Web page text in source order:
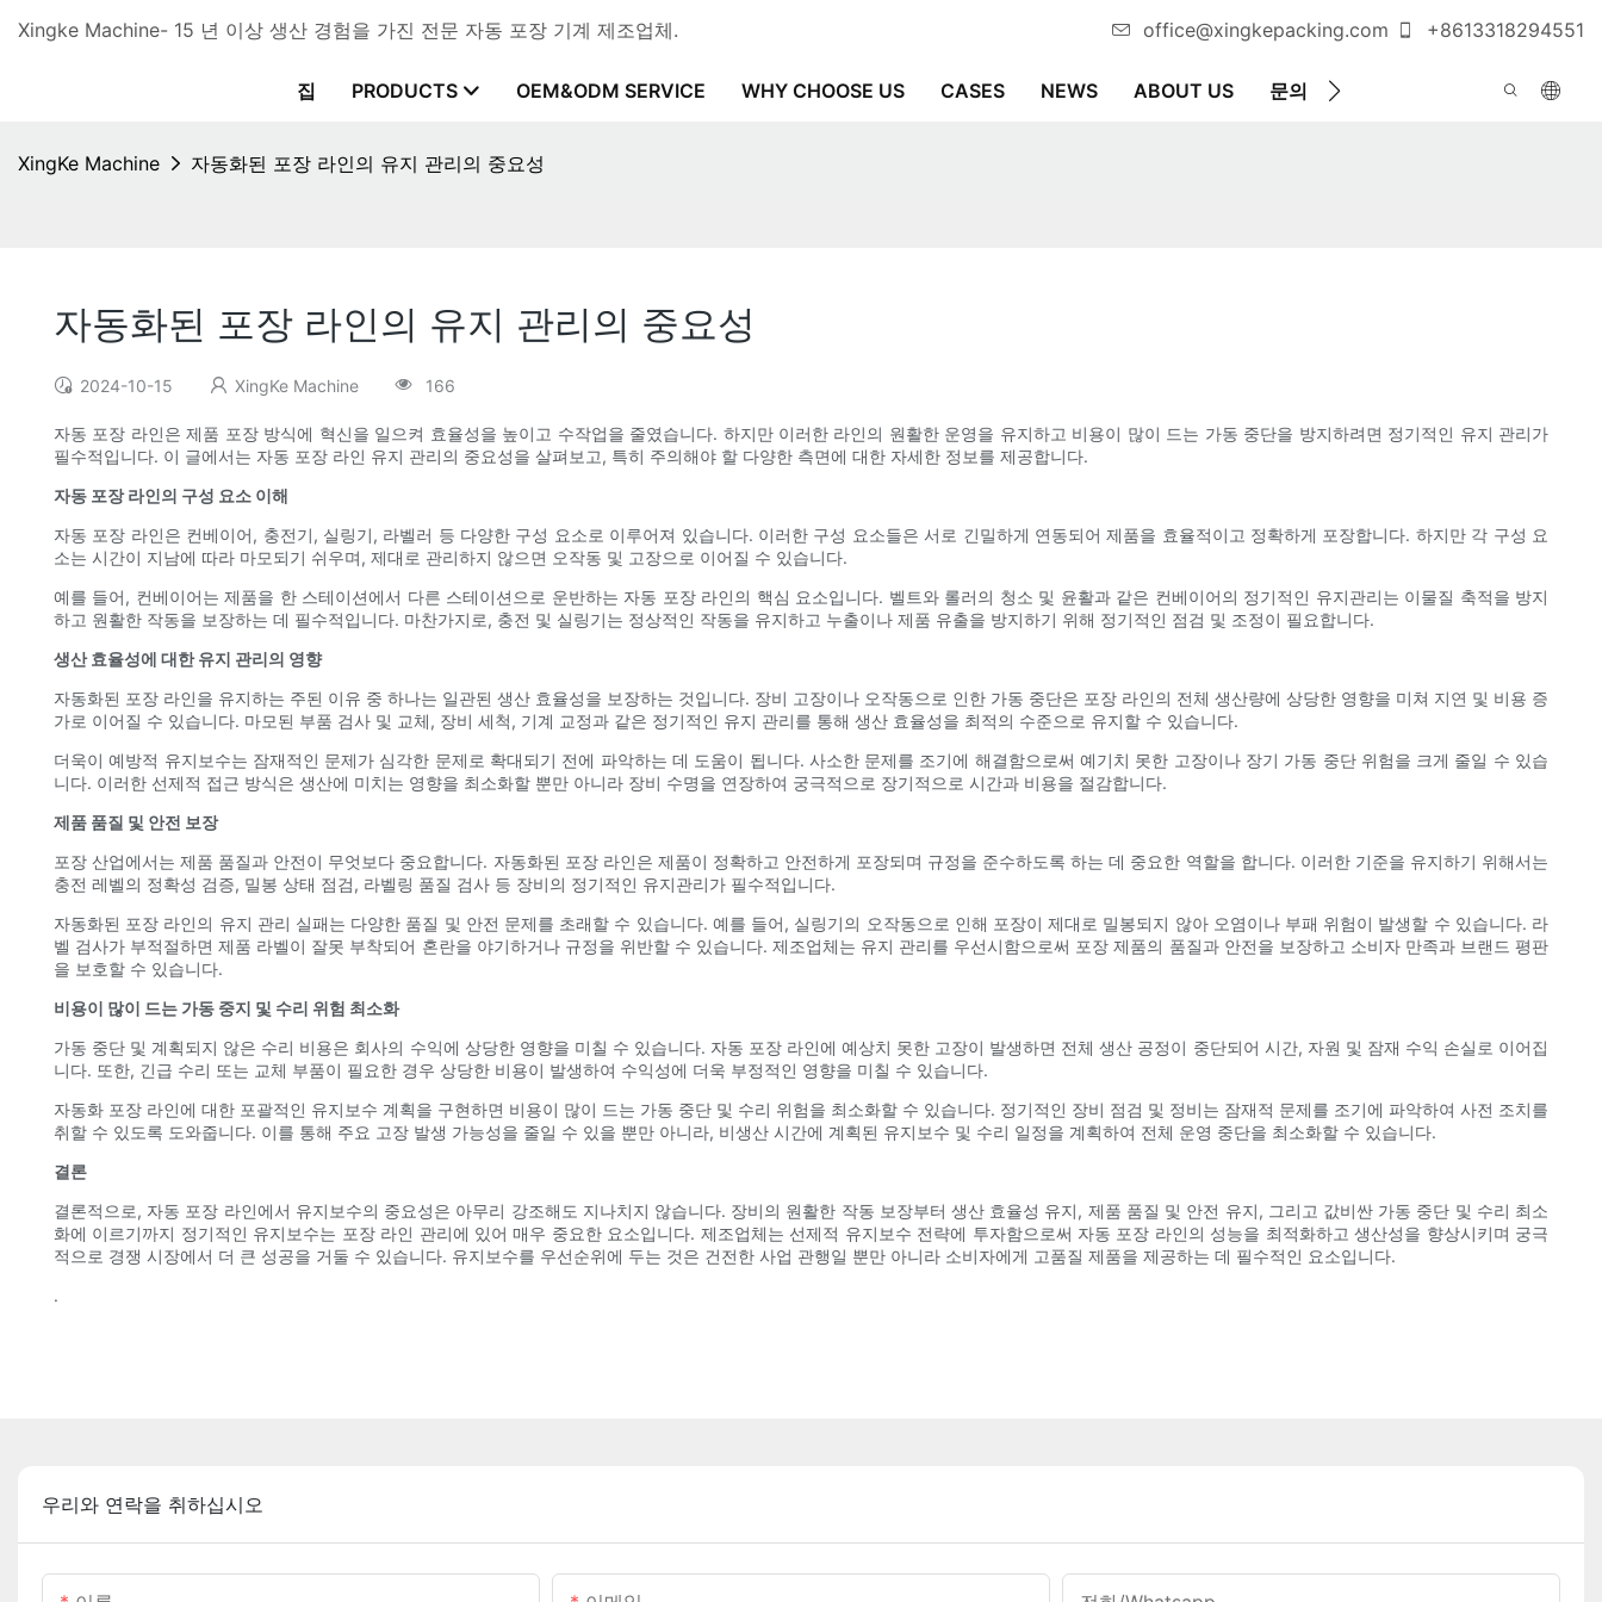
Xingke Machine- 15 년 이상 생산 경험을 가진 전문 자동 포장 기계 제조업체. office@xingkepacking.com +8613318294551
집 PRODUCTS OEM&ODM SERVICE WHY CHOOSE US CASES NEWS ABOUT US 문의
XingKe Machine 자동화된 포장 라인의 유지 관리의 중요성
자동화된 포장 라인의 유지 관리의 중요성
2024-10-15 XingKe Machine 166
자동 포장 라인은 제품 포장 방식에 혁신을 일으켜 효율성을 높이고 수작업을 줄였습니다. 하지만 이러한 라인의 원활한 운영을 유지하고 비용이 많이 드는 가동 중단을 방지하려면 정기적인 유지 관리가
필수적입니다. 이 글에서는 자동 포장 라인 유지 관리의 중요성을 살펴보고, 특히 주의해야 할 다양한 측면에 대한 자세한 정보를 제공합니다.
자동 포장 라인의 구성 요소 이해
자동 포장 라인은 컨베이어, 충전기, 실링기, 라벨러 등 다양한 구성 요소로 이루어져 있습니다. 이러한 구성 요소들은 서로 긴밀하게 연동되어 제품을 효율적이고 정확하게 포장합니다. 하지만 각 구성 요
소는 시간이 지남에 따라 마모되기 쉬우며, 제대로 관리하지 않으면 오작동 및 고장으로 이어질 수 있습니다.
예를 들어, 컨베이어는 제품을 한 스테이션에서 다른 스테이션으로 운반하는 자동 포장 라인의 핵심 요소입니다. 벨트와 롤러의 청소 및 윤활과 같은 컨베이어의 정기적인 유지관리는 이물질 축적을 방지
하고 원활한 작동을 보장하는 데 필수적입니다. 마찬가지로, 충전 및 실링기는 정상적인 작동을 유지하고 누출이나 제품 유출을 방지하기 위해 정기적인 점검 및 조정이 필요합니다.
생산 효율성에 대한 유지 관리의 영향
자동화된 포장 라인을 유지하는 주된 이유 중 하나는 일관된 생산 효율성을 보장하는 것입니다. 장비 고장이나 오작동으로 인한 가동 중단은 포장 라인의 전체 생산량에 상당한 영향을 미쳐 지연 및 비용 증
가로 이어질 수 있습니다. 마모된 부품 검사 및 교체, 장비 세척, 기계 교정과 같은 정기적인 유지 관리를 통해 생산 효율성을 최적의 수준으로 유지할 수 있습니다.
더욱이 예방적 유지보수는 잠재적인 문제가 심각한 문제로 확대되기 전에 파악하는 데 도움이 됩니다. 사소한 문제를 조기에 해결함으로써 예기치 못한 고장이나 장기 가동 중단 위험을 크게 줄일 수 있습
니다. 이러한 선제적 접근 방식은 생산에 미치는 영향을 최소화할 뿐만 아니라 장비 수명을 연장하여 궁극적으로 장기적으로 시간과 비용을 절감합니다.
제품 품질 및 안전 보장
포장 산업에서는 제품 품질과 안전이 무엇보다 중요합니다. 자동화된 포장 라인은 제품이 정확하고 안전하게 포장되며 규정을 준수하도록 하는 데 중요한 역할을 합니다. 이러한 기준을 유지하기 위해서는
충전 레벨의 정확성 검증, 밀봉 상태 점검, 라벨링 품질 검사 등 장비의 정기적인 유지관리가 필수적입니다.
자동화된 포장 라인의 유지 관리 실패는 다양한 품질 및 안전 문제를 초래할 수 있습니다. 예를 들어, 실링기의 오작동으로 인해 포장이 제대로 밀봉되지 않아 오염이나 부패 위험이 발생할 수 있습니다. 라
벨 검사가 부적절하면 제품 라벨이 잘못 부착되어 혼란을 야기하거나 규정을 위반할 수 있습니다. 제조업체는 유지 관리를 우선시함으로써 포장 제품의 품질과 안전을 보장하고 소비자 만족과 브랜드 평판
을 보호할 수 있습니다.
비용이 많이 드는 가동 중지 및 수리 위험 최소화
가동 중단 및 계획되지 않은 수리 비용은 회사의 수익에 상당한 영향을 미칠 수 있습니다. 자동 포장 라인에 예상치 못한 고장이 발생하면 전체 생산 공정이 중단되어 시간, 자원 및 잠재 수익 손실로 이어집
니다. 또한, 긴급 수리 또는 교체 부품이 필요한 경우 상당한 비용이 발생하여 수익성에 더욱 부정적인 영향을 미칠 수 있습니다.
자동화 포장 라인에 대한 포괄적인 유지보수 계획을 구현하면 비용이 많이 드는 가동 중단 및 수리 위험을 최소화할 수 있습니다. 정기적인 장비 점검 및 정비는 잠재적 문제를 조기에 파악하여 사전 조치를
취할 수 있도록 도와줍니다. 이를 통해 주요 고장 발생 가능성을 줄일 수 있을 뿐만 아니라, 비생산 시간에 계획된 유지보수 및 수리 일정을 계획하여 전체 운영 중단을 최소화할 수 있습니다.
결론
결론적으로, 자동 포장 라인에서 유지보수의 중요성은 아무리 강조해도 지나치지 않습니다. 장비의 원활한 작동 보장부터 생산 효율성 유지, 제품 품질 및 안전 유지, 그리고 값비싼 가동 중단 및 수리 최소
화에 이르기까지 정기적인 유지보수는 포장 라인 관리에 있어 매우 중요한 요소입니다. 제조업체는 선제적 유지보수 전략에 투자함으로써 자동 포장 라인의 성능을 최적화하고 생산성을 향상시키며 궁극
적으로 경쟁 시장에서 더 큰 성공을 거둘 수 있습니다. 유지보수를 우선순위에 두는 것은 건전한 사업 관행일 뿐만 아니라 소비자에게 고품질 제품을 제공하는 데 필수적인 요소입니다.
.
우리와 연락을 취하십시오